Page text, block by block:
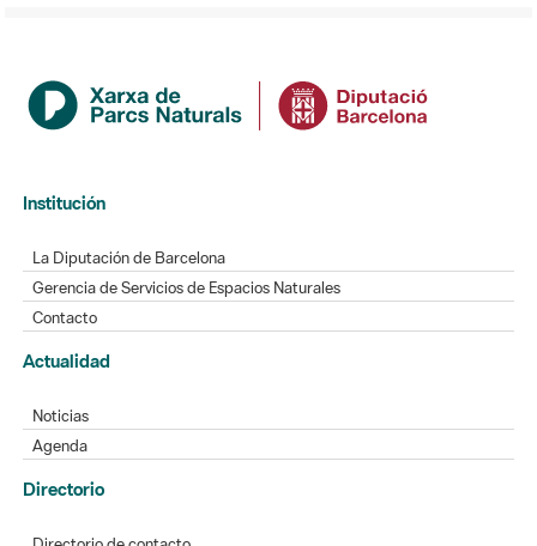
Institución
La Diputación de Barcelona
Gerencia de Servicios de Espacios Naturales
Contacto
Actualidad
Noticias
Agenda
Directorio